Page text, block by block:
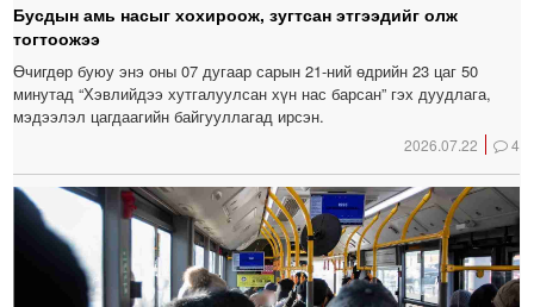
Бусдын амь насыг хохироож, зугтсан этгээдийг олж
тогтоожээ
Өчигдөр буюу энэ оны 07 дугаар сарын 21-ний өдрийн 23 цаг 50
минутад “Хэвлийдээ хутгалуулсан хүн нас барсан” гэх дуудлага,
мэдээлэл цагдаагийн байгууллагад ирсэн.
2026.07.22 4